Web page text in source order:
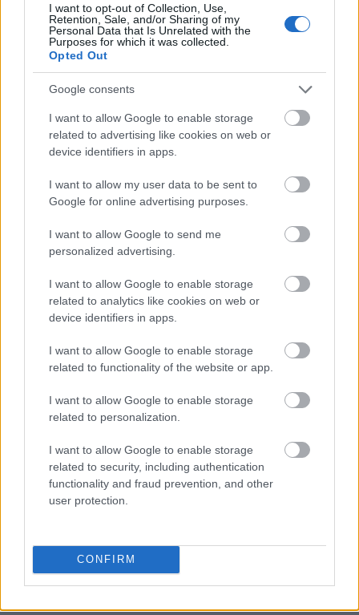
I want to opt-out of Collection, Use,
Retention, Sale, and/or Sharing of my
Personal Data that Is Unrelated with the
Purposes for which it was collected.
Opted Out
Google consents
I want to allow Google to enable storage
related to advertising like cookies on web or
device identifiers in apps.
I want to allow my user data to be sent to
Google for online advertising purposes.
I want to allow Google to send me
personalized advertising.
I want to allow Google to enable storage
related to analytics like cookies on web or
device identifiers in apps.
I want to allow Google to enable storage
related to functionality of the website or app.
I want to allow Google to enable storage
related to personalization.
I want to allow Google to enable storage
related to security, including authentication
functionality and fraud prevention, and other
user protection.
CONFIRM